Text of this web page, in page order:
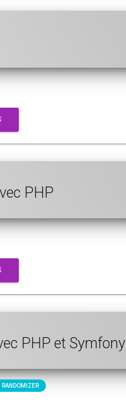
PHP
PHP et Symfony
RANDOMIZER